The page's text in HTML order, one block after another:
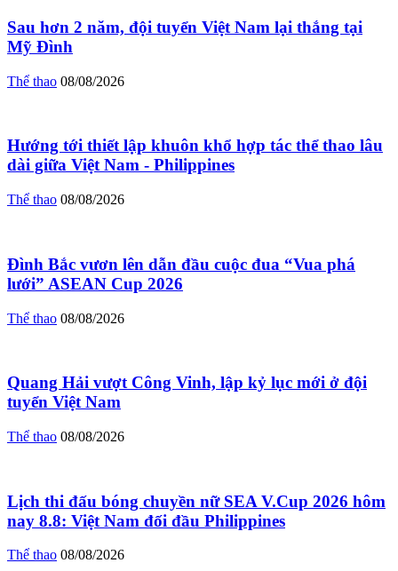
Sau hơn 2 năm, đội tuyển Việt Nam lại thắng tại
Mỹ Đình
Thể thao 08/08/2026
Hướng tới thiết lập khuôn khổ hợp tác thể thao lâu
dài giữa Việt Nam - Philippines
Thể thao 08/08/2026
Đình Bắc vươn lên dẫn đầu cuộc đua “Vua phá
lưới” ASEAN Cup 2026
Thể thao 08/08/2026
Quang Hải vượt Công Vinh, lập kỷ lục mới ở đội
tuyển Việt Nam
Thể thao 08/08/2026
Lịch thi đấu bóng chuyền nữ SEA V.Cup 2026 hôm
nay 8.8: Việt Nam đối đầu Philippines
Thể thao 08/08/2026